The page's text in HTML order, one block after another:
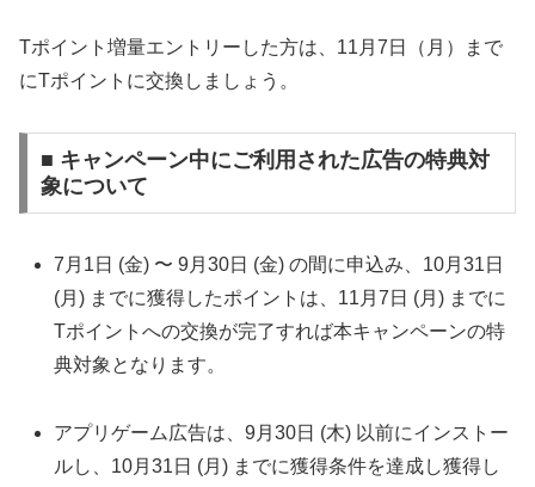
Tポイント増量エントリーした方は、11月7日（月）まで
にTポイントに交換しましょう。
■ キャンペーン中にご利用された広告の特典対
象について
7月1日 (金) 〜 9月30日 (金) の間に申込み、10月31日
(月) までに獲得したポイントは、11月7日 (月) までに
Tポイントへの交換が完了すれば本キャンペーンの特
典対象となります。
アプリゲーム広告は、9月30日 (木) 以前にインストー
ルし、10月31日 (月) までに獲得条件を達成し獲得し